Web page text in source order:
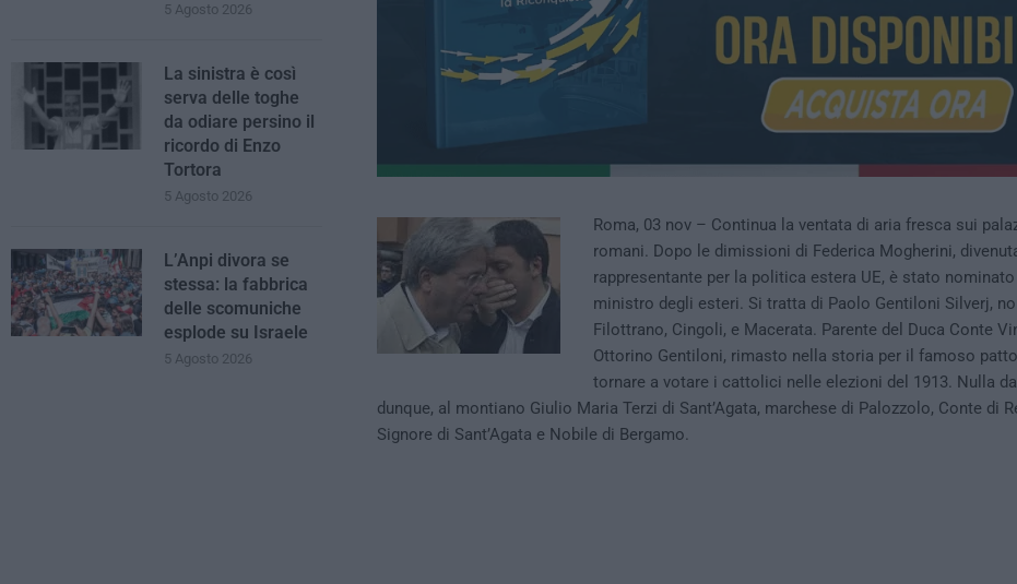
Roma, 03 nov – Continua la ventata di aria fresca sui
romani. Dopo le dimissioni di Federica Mogherini,
rappresentante per la politica estera UE, è stato
ministro degli esteri. Si tratta di Paolo Gentiloni Silverj,
Filottrano, Cingoli, e Macerata. Parente del Duca Conte
Ottorino Gentiloni, rimasto nella storia per il famoso
tornare a votare i cattolici nelle elezioni del 1913. Nulla
dunque, al montiano Giulio Maria Terzi di Sant’Agata, marchese di Palozzolo, Conte di
Signore di Sant’Agata e Nobile di Bergamo.
5 Agosto 2026
La sinistra è così
serva delle toghe
da odiare persino il
ricordo di Enzo
Tortora
5 Agosto 2026
L’Anpi divora se
stessa: la fabbrica
delle scomuniche
esplode su Israele
5 Agosto 2026